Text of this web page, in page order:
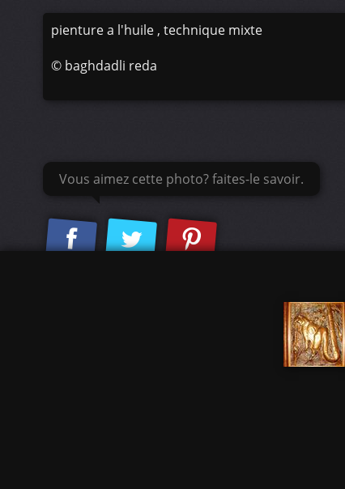
pienture a l'huile , technique mixte
© baghdadli reda
Vous aimez cette photo? faites-le savoir.